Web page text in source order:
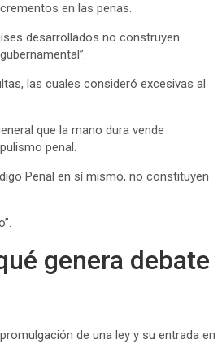
en las penas.
desarrollados no construyen
las cuales consideró excesivas al
que la mano dura vende
penal.
Penal en sí mismo, no constituyen
genera debate
de una ley y su entrada en